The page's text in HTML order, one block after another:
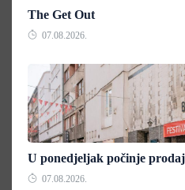
The Get Out
07.08.2026.
U ponedjeljak počinje
07.08.2026.